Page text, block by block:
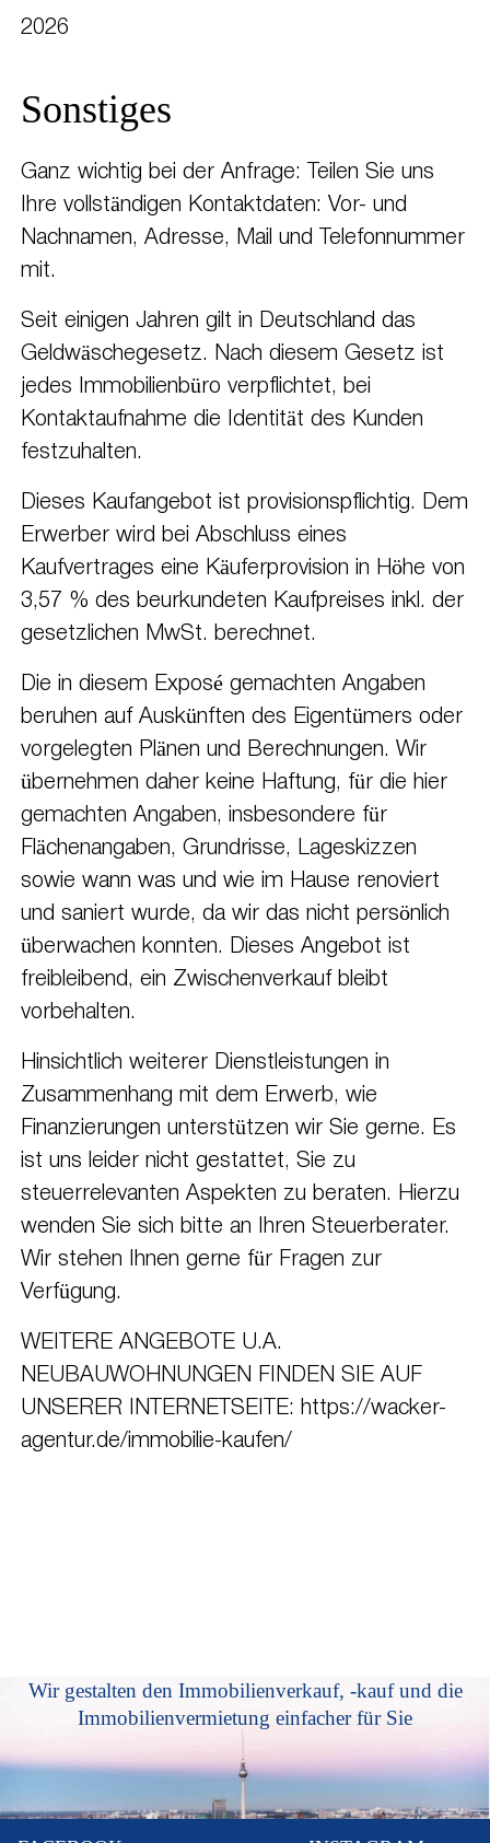
2026
Sonstiges
Ganz wichtig bei der Anfrage: Teilen Sie uns
Ihre vollständigen Kontaktdaten: Vor- und
Nachnamen, Adresse, Mail und Telefonnummer
mit.
Seit einigen Jahren gilt in Deutschland das
Geldwäschegesetz. Nach diesem Gesetz ist
jedes Immobilienbüro verpflichtet, bei
Kontaktaufnahme die Identität des Kunden
festzuhalten.
Dieses Kaufangebot ist provisionspflichtig. Dem
Erwerber wird bei Abschluss eines
Kaufvertrages eine Käuferprovision in Höhe von
3,57 % des beurkundeten Kaufpreises inkl. der
gesetzlichen MwSt. berechnet.
Die in diesem Exposé gemachten Angaben
beruhen auf Auskünften des Eigentümers oder
vorgelegten Plänen und Berechnungen. Wir
übernehmen daher keine Haftung, für die hier
gemachten Angaben, insbesondere für
Flächenangaben, Grundrisse, Lageskizzen
sowie wann was und wie im Hause renoviert
und saniert wurde, da wir das nicht persönlich
überwachen konnten. Dieses Angebot ist
freibleibend, ein Zwischenverkauf bleibt
vorbehalten.
Hinsichtlich weiterer Dienstleistungen in
Zusammenhang mit dem Erwerb, wie
Finanzierungen unterstützen wir Sie gerne. Es
ist uns leider nicht gestattet, Sie zu
steuerrelevanten Aspekten zu beraten. Hierzu
wenden Sie sich bitte an Ihren Steuerberater.
Wir stehen Ihnen gerne für Fragen zur
Verfügung.
WEITERE ANGEBOTE U.A.
NEUBAUWOHNUNGEN FINDEN SIE AUF
UNSERER INTERNETSEITE: https://wacker-
agentur.de/immobilie-kaufen/
Wir gestalten den Immobilienverkauf, -kauf und die
Immobilienvermietung einfacher für Sie